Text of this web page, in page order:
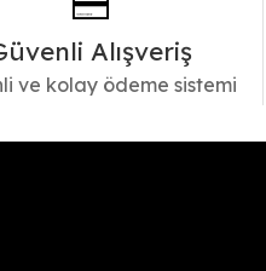
Alışveriş
ve kolay ödeme sistemi